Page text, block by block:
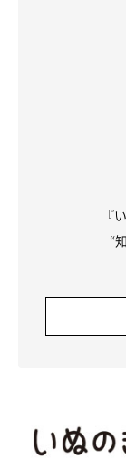
ふだんからラジ
らの物音が聞こ
犬の気持ちや習
みなさんもぜひ
参考／「いぬの
ン……困った行動
School」代表 西
文／Yoko N
※記事と写真に
『
“